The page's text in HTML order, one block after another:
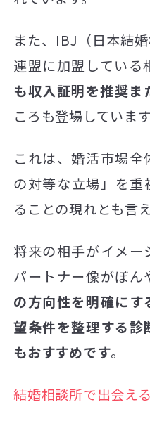
また、IBJ（日本結
連盟に加盟している
も収入証明を推奨ま
ころも登場しています
これは、婚活市場全
の対等な立場」を重
ることの現れとも言
将来の相手がイメー
パートナー像がぼん
の方向性を明確にす
望条件を整理する診
もおすすめです。
結婚相談所で出会え